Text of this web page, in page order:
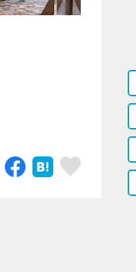
ツイートシェア はてブ スキボタン